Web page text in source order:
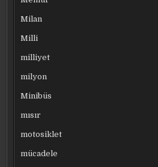
Milan
Milli
milliyet
milyon
Minibüs
mısır
motosiklet
mücadele